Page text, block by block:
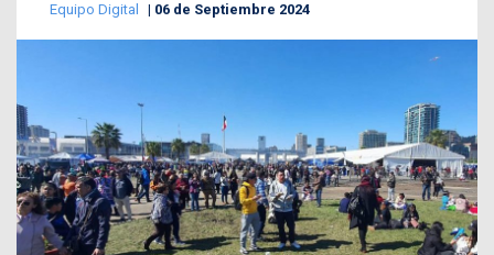
Equipo Digital 06 de Septiembre 2024